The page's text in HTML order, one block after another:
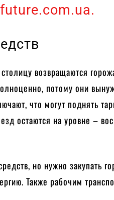
возвращаются
потому они
что могут поднять
остаются на уровне –
но нужно закупать
Также рабочим